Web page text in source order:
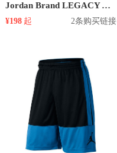
Jordan Brand LEGACY AJ5 透气印花松紧腰运动短裤 CU1677
¥198 起 2条购买链接